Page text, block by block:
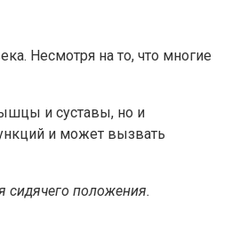
Несмотря на то, что многие
и суставы, но и
и может вызвать
сидячего положения.